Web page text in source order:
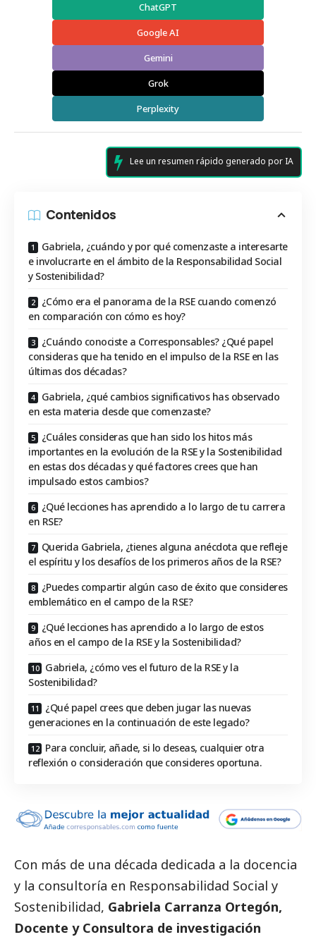
ChatGPT
Google AI
Gemini
Grok
Perplexity
Lee un resumen rápido generado por IA
Contenidos
Gabriela, ¿cuándo y por qué comenzaste a interesarte
e involucrarte en el ámbito de la Responsabilidad Social
y Sostenibilidad?
¿Cómo era el panorama de la RSE cuando comenzó
en comparación con cómo es hoy?
¿Cuándo conociste a Corresponsables? ¿Qué papel
consideras que ha tenido en el impulso de la RSE en las
últimas dos décadas?
Gabriela, ¿qué cambios significativos has observado
en esta materia desde que comenzaste?
¿Cuáles consideras que han sido los hitos más
importantes en la evolución de la RSE y la Sostenibilidad
en estas dos décadas y qué factores crees que han
impulsado estos cambios?
¿Qué lecciones has aprendido a lo largo de tu carrera
en RSE?
Querida Gabriela, ¿tienes alguna anécdota que refleje
el espíritu y los desafíos de los primeros años de la RSE?
¿Puedes compartir algún caso de éxito que consideres
emblemático en el campo de la RSE?
¿Qué lecciones has aprendido a lo largo de estos
años en el campo de la RSE y la Sostenibilidad?
Gabriela, ¿cómo ves el futuro de la RSE y la
Sostenibilidad?
¿Qué papel crees que deben jugar las nuevas
generaciones en la continuación de este legado?
Para concluir, añade, si lo deseas, cualquier otra
reflexión o consideración que consideres oportuna.
Con más de una década dedicada a la docencia
y la consultoría en Responsabilidad Social y
Sostenibilidad, Gabriela Carranza Ortegón,
Docente y Consultora de investigación